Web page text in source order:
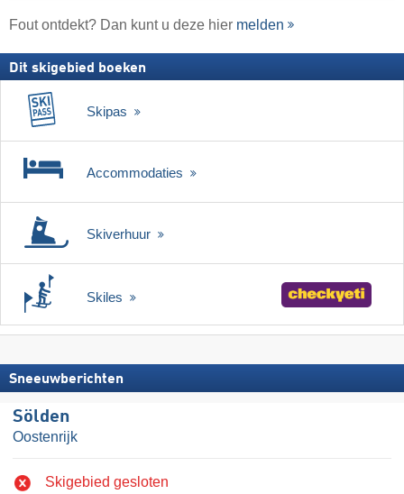
Fout ontdekt? Dan kunt u deze hier melden
Dit skigebied boeken
Skipas
Accommodaties
Skiverhuur
Skiles
Sneeuwberichten
Sölden
Oostenrijk
Skigebied gesloten